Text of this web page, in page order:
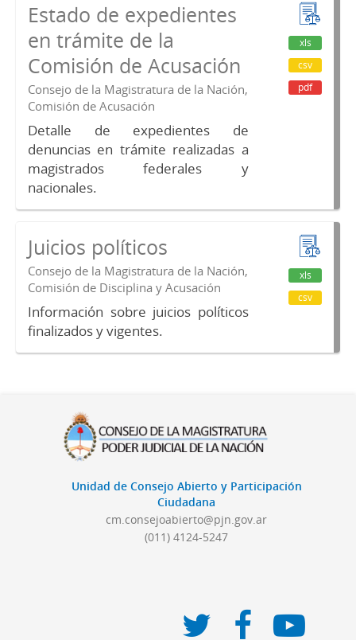
Estado de expedientes
en trámite de la
Comisión de Acusación
Consejo de la Magistratura de la Nación,
Comisión de Acusación
Detalle de expedientes de
denuncias en trámite realizadas a
magistrados federales y
nacionales.
xls
csv
pdf
Juicios políticos
Consejo de la Magistratura de la Nación,
Comisión de Disciplina y Acusación
Información sobre juicios políticos
finalizados y vigentes.
xls
csv
Unidad de Consejo Abierto y Participación
Ciudadana
cm.consejoabierto@pjn.gov.ar
(011) 4124-5247